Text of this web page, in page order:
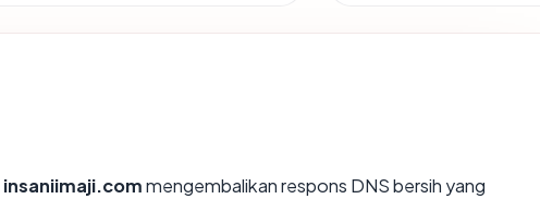
insaniimaji.commengembalikan respons DNS bersih yang